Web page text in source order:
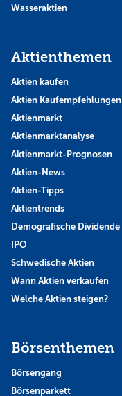
Wasseraktien
Aktienthemen
Aktien kaufen
Aktien Kaufempfehlungen
Aktienmarkt
Aktienmarktanalyse
Aktienmarkt-Prognosen
Aktien-News
Aktien-Tipps
Aktientrends
Demografische Dividende
IPO
Schwedische Aktien
Wann Aktien verkaufen
Welche Aktien steigen?
Börsenthemen
Börsengang
Börsenparkett